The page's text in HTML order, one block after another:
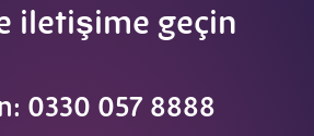
iletişime geçin
0330 057 8888